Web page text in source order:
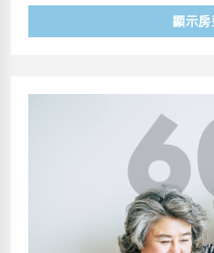
顯示房